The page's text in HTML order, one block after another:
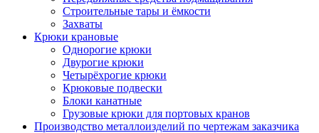
Строительные тары и ёмкости
Захваты
Крюки крановые
Однорогие крюки
Двурогие крюки
Четырёхрогие крюки
Крюковые подвески
Блоки канатные
Грузовые крюки для портовых кранов
Производство металлоизделий по чертежам заказчика